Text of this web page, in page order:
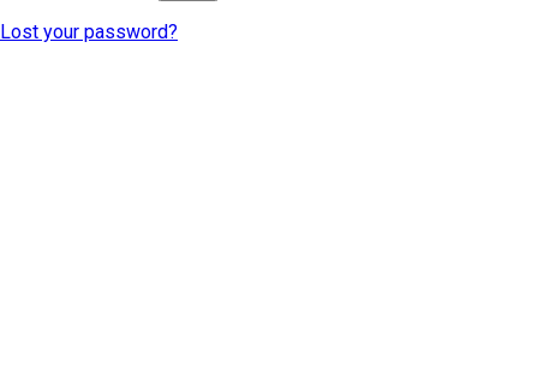
Lost your password?